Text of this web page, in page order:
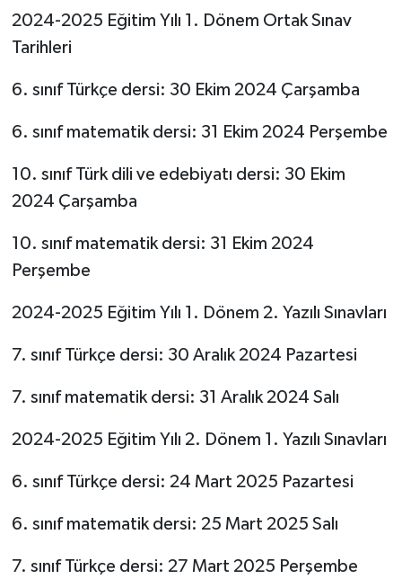
2024-2025 Eğitim Yılı 1. Dönem Ortak Sınav
Tarihleri
6. sınıf Türkçe dersi: 30 Ekim 2024 Çarşamba
6. sınıf matematik dersi: 31 Ekim 2024 Perşembe
10. sınıf Türk dili ve edebiyatı dersi: 30 Ekim
2024 Çarşamba
10. sınıf matematik dersi: 31 Ekim 2024
Perşembe
2024-2025 Eğitim Yılı 1. Dönem 2. Yazılı Sınavları
7. sınıf Türkçe dersi: 30 Aralık 2024 Pazartesi
7. sınıf matematik dersi: 31 Aralık 2024 Salı
2024-2025 Eğitim Yılı 2. Dönem 1. Yazılı Sınavları
6. sınıf Türkçe dersi: 24 Mart 2025 Pazartesi
6. sınıf matematik dersi: 25 Mart 2025 Salı
7. sınıf Türkçe dersi: 27 Mart 2025 Perşembe